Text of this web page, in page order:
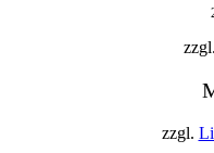
zzgl.
zzgl.